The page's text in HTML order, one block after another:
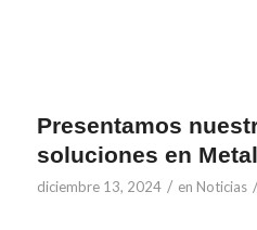
Presentamos
soluciones en
diciembre 13, 2024 / en Noticias /